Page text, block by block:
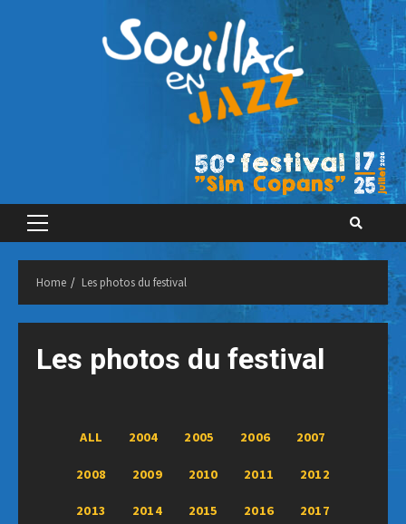
Primary
Home Les photos du festival
Les photos du festival
ALL 2004 2005 2006 2007
2008 2009 2010 2011 2012
2013 2014 2015 2016 2017